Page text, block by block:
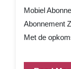
Mobiel
Abonnement
Met de